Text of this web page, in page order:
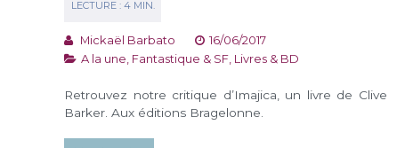
Mickaël Barbato
16/06/2017
A la une, Fantastique & SF, Livres & BD
Retrouvez notre critique d’Imajica, un livre de Clive
Barker. Aux éditions Bragelonne.